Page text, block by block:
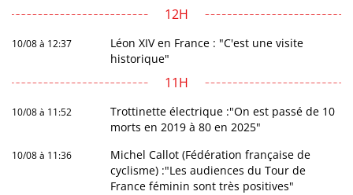
12H
10/08 à 12:37
Léon XIV en France : "C'est une visite
historique"
11H
10/08 à 11:52
Trottinette électrique :"On est passé de 10
morts en 2019 à 80 en 2025"
10/08 à 11:36
Michel Callot (Fédération française de
cyclisme) :"Les audiences du Tour de
France féminin sont très positives"